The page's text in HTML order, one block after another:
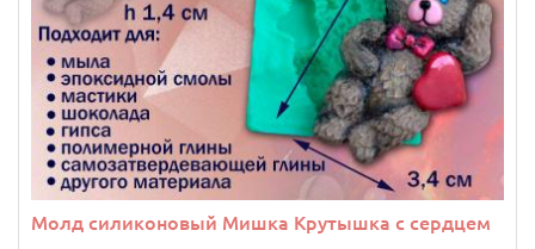
Молд силиконовый Мишка Крутышка с сердцем